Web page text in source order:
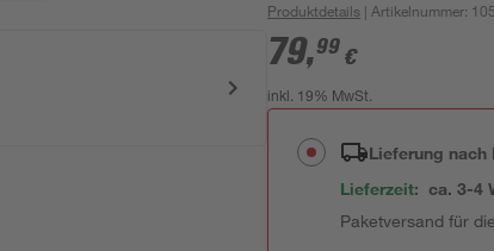
Produktdetails | Artikelnummer:
79,99 €
inkl. 19% MwSt.
Lieferung nach
Lieferzeit: ca. 3-4
Paketversand für